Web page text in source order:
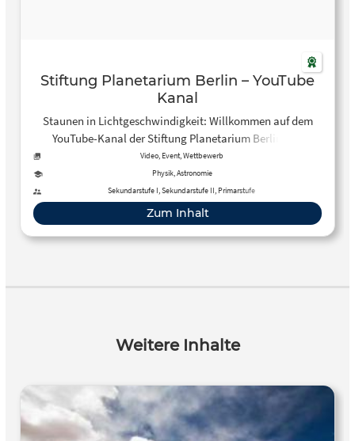
Stiftung Planetarium Berlin – YouTube
Kanal
Staunen in Lichtgeschwindigkeit: Willkommen auf dem
YouTube-Kanal der Stiftung Planetarium Berlin! Die
Stiftung vereint drei astronomische Einrichtungen unte…
Video, Event, Wettbewerb
Physik, Astronomie
Sekundarstufe I, Sekundarstufe II, Primarstufe
Zum Inhalt
Weitere Inhalte